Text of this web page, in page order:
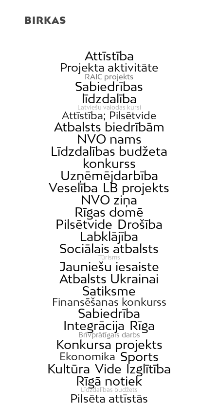
BIRKAS
Attīstība
Projekta aktivitāte
RAIC projekts
Sabiedrības
līdzdalība
Latviešu valodas kursi
Attīstība; Pilsētvide
Atbalsts biedrībām
NVO nams
Līdzdalības budžeta
konkurss
Uzņēmējdarbība
Veselība LB projekts
NVO ziņa
Rīgas domē
Pilsētvide Drošība
Labklājība
Sociālais atbalsts
Tūrisms
Jauniešu iesaiste
Atbalsts Ukrainai
Satiksme
Finansēšanas konkurss
Sabiedrība
Integrācija Rīga
Brīvprātīgais darbs
Konkursa projekts
Ekonomika Sports
Kultūra Vide Izglītība
Rīgā notiek
Līdzdalības budžets
Pilsēta attīstās